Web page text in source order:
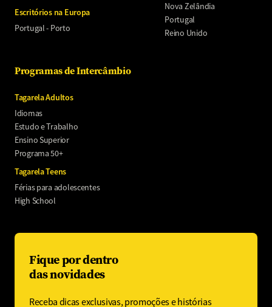
Escritórios na Europa
Portugal - Porto
Nova Zelândia
Portugal
Reino Unido
Programas de Intercâmbio
Tagarela Adultos
Idiomas
Estudo e Trabalho
Ensino Superior
Programa 50+
Tagarela Teens
Férias para adolescentes
High School
Fique por dentro
das novidades
Receba dicas exclusivas, promoções e histórias